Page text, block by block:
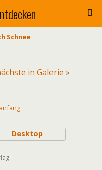
Schnee
in Galerie »
Desktop